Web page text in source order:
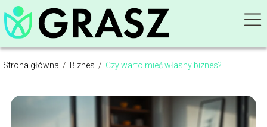
Strona główna / Biznes / Czy warto mieć własny biznes?